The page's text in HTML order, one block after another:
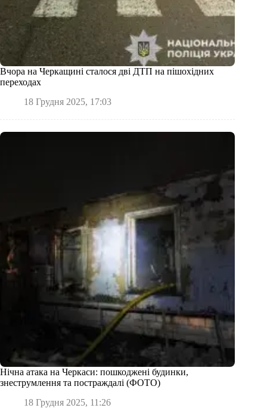
Вчора на Черкащині сталося дві ДТП на пішохідних
переходах
18 Грудня 2025, 17:03
Нічна атака на Черкаси: пошкоджені будинки,
знеструмлення та постраждалі (ФОТО)
18 Грудня 2025, 11:26